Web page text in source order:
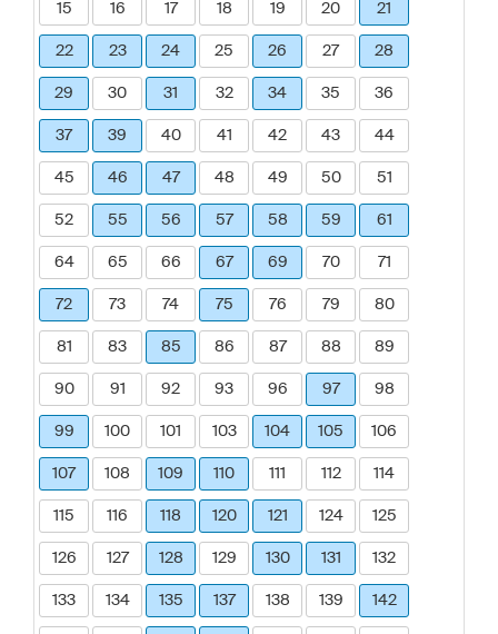
15 16 17 18 19 20 21
22 23 24 25 26 27 28
29 30 31 32 34 35 36
37 39 40 41 42 43 44
45 46 47 48 49 50 51
52 55 56 57 58 59 61
64 65 66 67 69 70 71
72 73 74 75 76 79 80
81 83 85 86 87 88 89
90 91 92 93 96 97 98
99 100 101 103 104 105 106
107 108 109 110 111 112 114
115 116 118 120 121 124 125
126 127 128 129 130 131 132
133 134 135 137 138 139 142